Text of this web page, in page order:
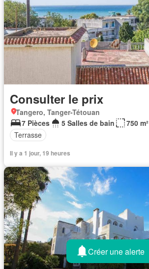
Consulter le prix
Tangero, Tanger-Tétouan
7 Pièces
5 Salles de bain
750 m²
Terrasse
Il y a 1 jour, 19 heures
Créer une alerte